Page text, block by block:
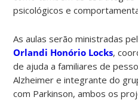
psicológicos e
As aulas serão ministradas
Orlandi Honório Locks,
de ajuda a familiares de
Alzheimer e integrante do
com Parkinson, ambos os